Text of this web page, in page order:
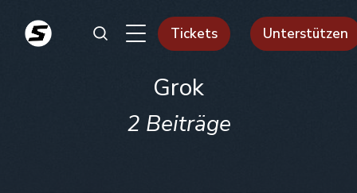
Tickets Unterstützen
Grok
2 Beiträge